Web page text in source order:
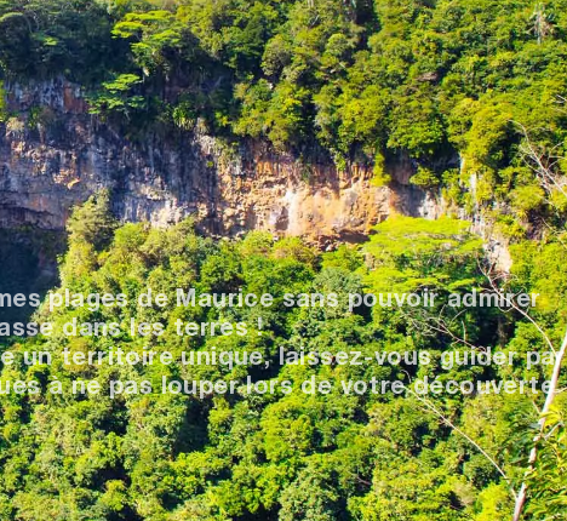
plages de Maurice sans pouvoir admirer
dans les terres !
un territoire unique, laissez-vous guider par
à ne pas louper lors de votre découverte